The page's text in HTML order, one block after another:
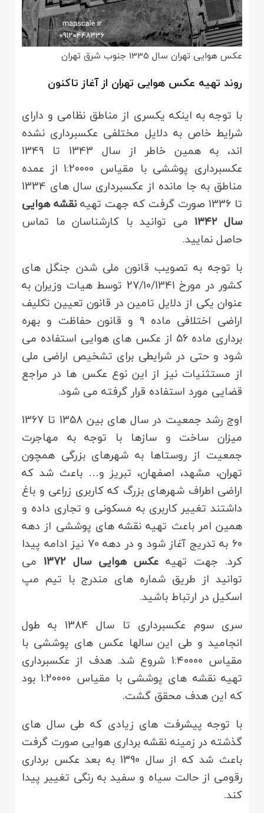
عکس هوایی تهران سال 1335 جنوب شرق تهران
روند تهیه عکس هوایی تهران از آغاز تاکنون
با توجه به اینکه یکسری از مناطق نظامی و دارای
شرایط خاص به دلایل مختلفی عکسبرداری نشده
اند، به همین خاطر از سال 1343 تا 1349
عکسبرداری پوششی با مقیاس 1:20000 از عمده
مناطق به جا مانده از عکسبرداری سال های 1334
تا 1336 صورت گرفت که جهت تهیه
نقشه هوایی
سال ۱۳۴۲
می توانید با کارشناسان ما تماس
حاصل نمایید.
با توجه به تصویب قانون ملی شدن جنگل های
کشور در مورخ 27/10/1341 توسط هیات وزیران به
عنوان یکی از دلایل تامین در قانون تعیین تکلیف
اراضی اختلافی ماده 9 و قانون حفاظت و بهره
برداری ماده 56 از عکس های هوایی استفاده می
شود و حتی در شرایطی برای تشخیص اراضی ملی
از مستثنیات نیز از این نوع عکس ها در مراجع
قضایی مورد استفاده قرار گرفته می شود.
اوج رشد جمعیت در سال های بین 1358 تا 1367
میزان ساخت و سازها با توجه به مهاجرت
جمعیت از روستاها به شهرهای بزرگی همچون
تهران، مشهد، اصفهان، تبریز و… باعث شد که
اراضی اطراف شهرهای بزرگ که کاربری زراعی و باغ
داشتند تغییر کاربری به مسکونی و تجاری داده و
همین امر باعث تهیه نقشه های پوششی از دهه
60 به تدریج آغاز شود و در دهه 70 نیز ادامه پیدا
کرد. جهت تهیه عکس هوایی سال 1372
می
توانید از طریق شماره های مندرج با تیم مپ
اسکیل در ارتباط باشید.
سری سوم عکسبرداری تا سال 1384 به طول
انجامید و طی این سالها عکس های پوششی با
مقیاس 1:40000 شروع شد. هدف از عکسبرداری
تهیه نقشه های پوششی با مقیاس 1:20000 بود
که این هدف محقق گشت.
با توجه پیشرفت های زیادی که طی سال های
گذشته در زمینه نقشه برداری هوایی صورت گرفت
باعث شد که از سال 1390 به بعد عکس برداری
رقومی از حالت سیاه و سفید به رنگی تغییر پیدا
کند.